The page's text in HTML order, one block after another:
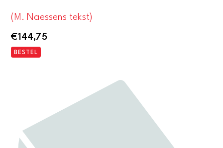
(M. Naessens tekst)
€144,75
BESTEL